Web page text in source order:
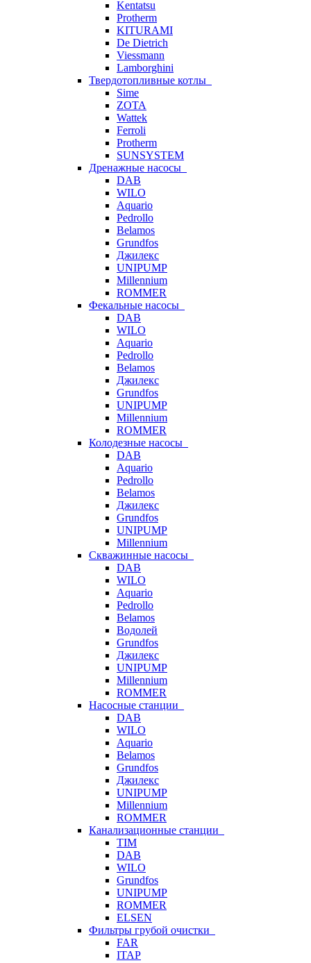
Kentatsu
Protherm
KITURAMI
De Dietrich
Viessmann
Lamborghini
Твердотопливные котлы
Sime
ZOTA
Wattek
Ferroli
Protherm
SUNSYSTEM
Дренажные насосы
DAB
WILO
Aquario
Pedrollo
Belamos
Grundfos
Джилекс
UNIPUMP
Millennium
ROMMER
Фекальные насосы
DAB
WILO
Aquario
Pedrollo
Belamos
Джилекс
Grundfos
UNIPUMP
Millennium
ROMMER
Колодезные насосы
DAB
Aquario
Pedrollo
Belamos
Джилекс
Grundfos
UNIPUMP
Millennium
Скважинные насосы
DAB
WILO
Aquario
Pedrollo
Belamos
Водолей
Grundfos
Джилекс
UNIPUMP
Millennium
ROMMER
Насосные станции
DAB
WILO
Aquario
Belamos
Grundfos
Джилекс
UNIPUMP
Millennium
ROMMER
Канализационные станции
TIM
DAB
WILO
Grundfos
UNIPUMP
ROMMER
ELSEN
Фильтры грубой очистки
FAR
ITAP